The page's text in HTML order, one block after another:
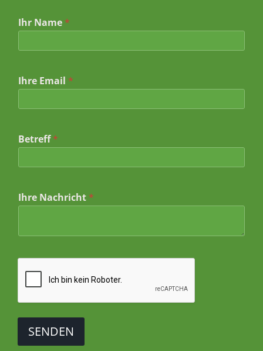
Ihr Name *
*
B
e
e
f
Ihre Email *
Betreff*
Ihre Nachricht *
SENDEN